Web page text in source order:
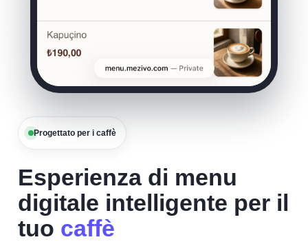
Progettato per i caffè
Esperienza di menu
digitale intelligente per il
tuo caffè